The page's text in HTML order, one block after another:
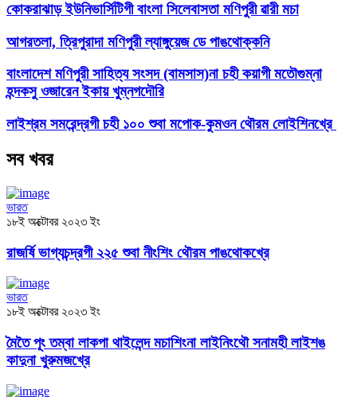
কোকরাঝাড় ইউনিভার্সিটিগী বাংলা সিলেবাসতা মণিপুরী ৱারী মচা
আগরতলা, ত্রিপুরাদা মণিপুরী ল্যাঙ্গুয়েজ ডে পাঙথোক্কনি
বাংলাদেশ মণিপুরী সাহিত্য সংসদ (বামসাস)না চহী কয়াগী মতৌগুম্না
হন্দকসু ওজারেন ইকায় খুম্নগদৌরি
লাইশ্রম সমরেন্দ্রগী চহী ১০০ শুবা মপোক-কুমওন থৌরম লোইশিনখ্রে
সব খবর
ভারত
১৮ই অক্টোবর ২০২৩ ইং
রাজর্ষি ভাগ্যচন্দ্রগী ২২৫ শুবা নীংশিং থৌরম পাঙথোকখ্রে
ভারত
১৮ই অক্টোবর ২০২৩ ইং
মৈতৈ পূং তম্বা লাকপা থাইলেন্দ মচাশিংনা লাইনিংথৌ সনামহী লাইশঙ
কাদুনা খুরুমজখ্রে